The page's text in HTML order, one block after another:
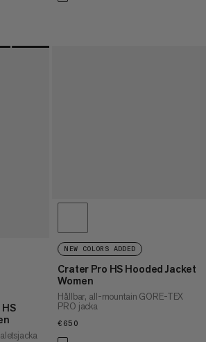
NEW COLORS ADDED
Crater Pro HS Hooded Jacket
Women
Hållbar, all-mountain GORE-TEX
PRO jacka
€650